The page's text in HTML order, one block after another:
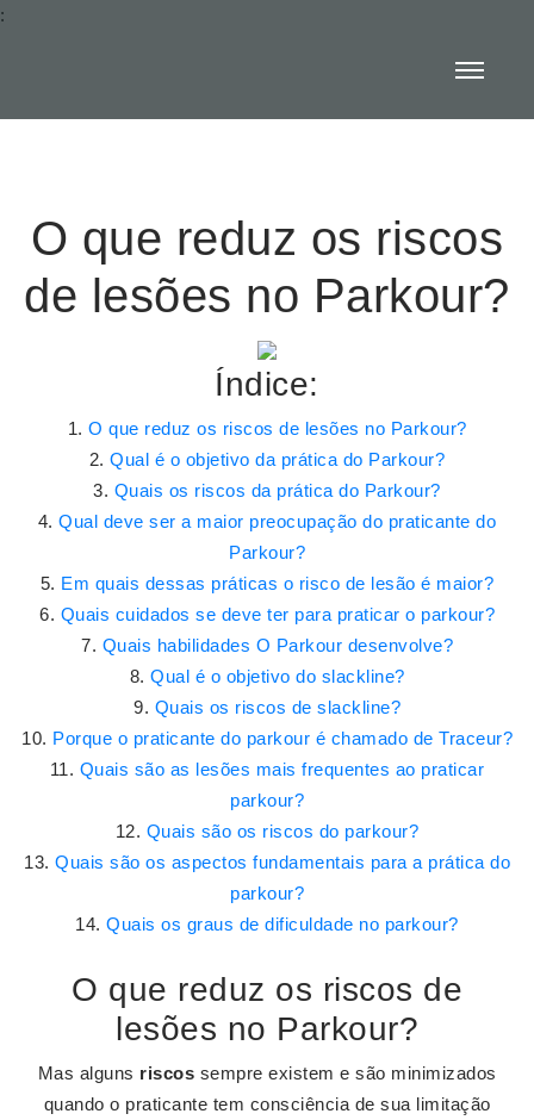
:
O que reduz os riscos
de lesões no Parkour?
Índice:
O que reduz os riscos de lesões no Parkour?
Qual é o objetivo da prática do Parkour?
Quais os riscos da prática do Parkour?
Qual deve ser a maior preocupação do praticante do
Parkour?
Em quais dessas práticas o risco de lesão é maior?
Quais cuidados se deve ter para praticar o parkour?
Quais habilidades O Parkour desenvolve?
Qual é o objetivo do slackline?
Quais os riscos de slackline?
Porque o praticante do parkour é chamado de Traceur?
Quais são as lesões mais frequentes ao praticar
parkour?
Quais são os riscos do parkour?
Quais são os aspectos fundamentais para a prática do
parkour?
Quais os graus de dificuldade no parkour?
O que reduz os riscos de
lesões no Parkour?
Mas alguns riscos sempre existem e são minimizados
quando o praticante tem consciência de sua limitação